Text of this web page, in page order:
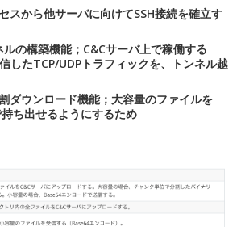
スから他サーバに向けてSSH接続を確立す
の構築機能；C&Cサーバ上で稼働する
したTCP/UDPトラフィックを、トンネル越
ダウンロード機能；大容量のファイルを
ち出せるようにするため